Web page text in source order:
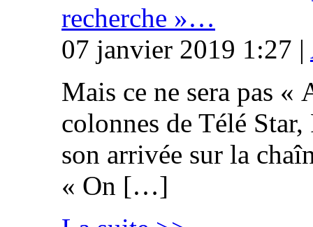
recherche »…
07 janvier 2019 1:27 |
Mais ce ne sera pas «
colonnes de Télé
son arrivée sur la
« On […]